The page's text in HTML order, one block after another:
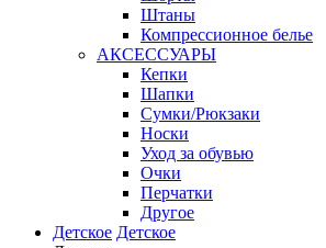
Штаны
Компрессионное белье
АКСЕССУАРЫ
Кепки
Шапки
Сумки/Рюкзаки
Носки
Уход за обувью
Очки
Перчатки
Другое
Детское Детское